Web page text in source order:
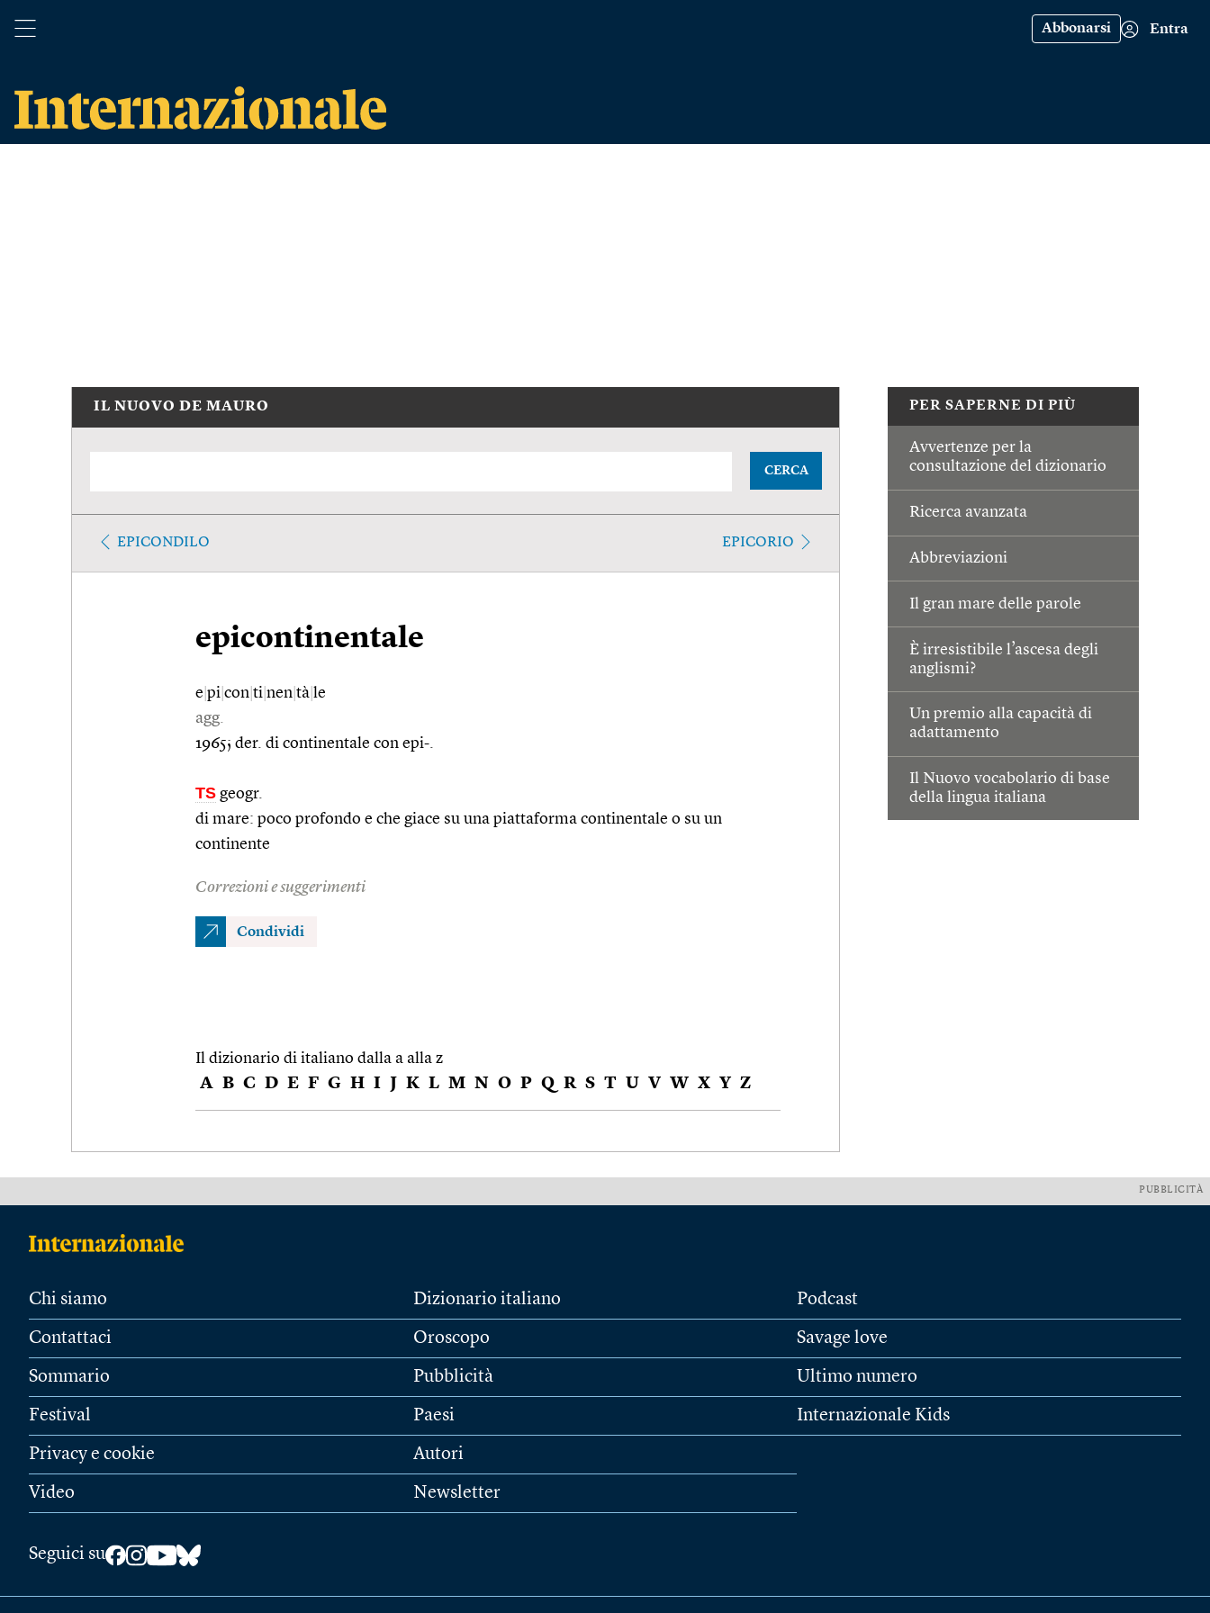
Abbonarsi Entra
PER SAPERNE DI PIÙ
Avvertenze per la
consultazione del dizionario
Ricerca avanzata
Abbreviazioni
Il gran mare delle parole
È irresistibile l’ascesa degli
anglismi?
Un premio alla capacità di
adattamento
Il Nuovo vocabolario di base
della lingua italiana
IL NUOVO DE MAURO
CERCA
EPICONDILO EPICORIO
epicontinentale
e pi con ti nen tà le
agg.
1965; der. di continentale con epi-.
TS geogr.
di mare: poco profondo e che giace su una piattaforma continentale o su un
continente
Correzioni e suggerimenti
Condividi
Il dizionario di italiano dalla a alla z
A B C D E F G H I J K L M N O P Q R S T U V W X Y Z
PUBBLICITÀ
Chi siamo
Contattaci
Sommario
Festival
Privacy e cookie
Video
Dizionario italiano
Oroscopo
Pubblicità
Paesi
Autori
Newsletter
Podcast
Savage love
Ultimo numero
Internazionale Kids
Seguici su